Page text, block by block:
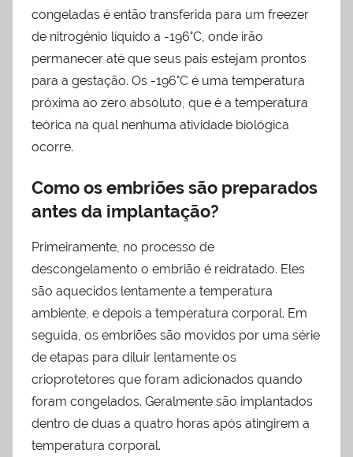
congeladas é então transferida para um freezer
de nitrogênio líquido a -196°C, onde irão
permanecer até que seus pais estejam prontos
para a gestação. Os -196°C é uma temperatura
próxima ao zero absoluto, que é a temperatura
teórica na qual nenhuma atividade biológica
ocorre.
Como os embriões são preparados
antes da implantação?
Primeiramente, no processo de
descongelamento o embrião é reidratado. Eles
são aquecidos lentamente a temperatura
ambiente, e depois a temperatura corporal. Em
seguida, os embriões são movidos por uma série
de etapas para diluir lentamente os
crioprotetores que foram adicionados quando
foram congelados. Geralmente são implantados
dentro de duas a quatro horas após atingirem a
temperatura corporal.